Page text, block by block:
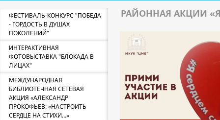
ФЕСТИВАЛЬ-КОНКУРС "ПОБЕДА
- ГОРДОСТЬ В ДУШАХ
ПОКОЛЕНИЙ"
ИНТЕРАКТИВНАЯ
ФОТОВЫСТАВКА "БЛОКАДА В
ЛИЦАХ"
МЕЖДУНАРОДНАЯ
БИБЛИОТЕЧНАЯ СЕТЕВАЯ
АКЦИЯ «АЛЕКСАНДР
ПРОКОФЬЕВ: «НАСТРОИТЬ
СЕРДЦЕ НА СТИХИ…»
РАЙОННАЯ АКЦИИ